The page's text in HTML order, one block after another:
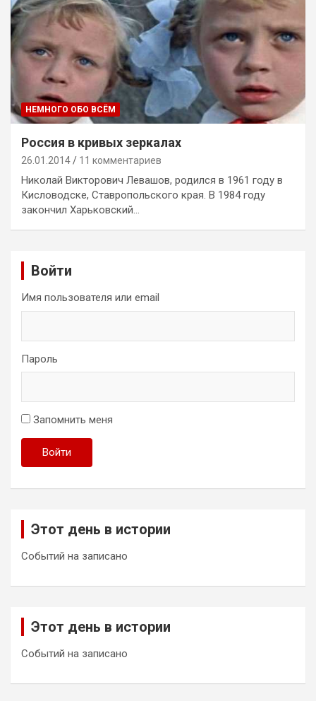
НЕМНОГО ОБО ВСЁМ
Россия в кривых зеркалах
26.01.2014 11 комментариев
Николай Викторович Левашов, родился в 1961 году в
Кисловодске, Ставропольского края. В 1984 году
закончил Харьковский…
Войти
Имя пользователя или email
Пароль
Запомнить меня
Войти
Этот день в истории
Событий на записано
Этот день в истории
Событий на записано